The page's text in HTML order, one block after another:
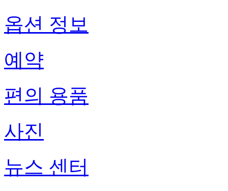
옵션 정보
예약
편의 용품
사진
뉴스 센터